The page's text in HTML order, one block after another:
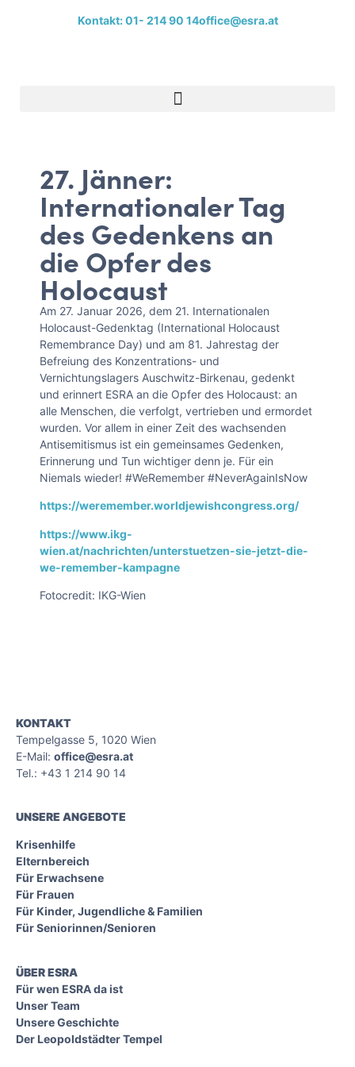
Kontakt: 01- 214 90 14office@esra.at
27. Jänner:
Internationaler Tag
des Gedenkens an
die Opfer des
Holocaust
Am 27. Januar 2026, dem 21. Internationalen
Holocaust-Gedenktag (International Holocaust
Remembrance Day) und am 81. Jahrestag der
Befreiung des Konzentrations- und
Vernichtungslagers Auschwitz-Birkenau, gedenkt
und erinnert ESRA an die Opfer des Holocaust: an
alle Menschen, die verfolgt, vertrieben und ermordet
wurden. Vor allem in einer Zeit des wachsenden
Antisemitismus ist ein gemeinsames Gedenken,
Erinnerung und Tun wichtiger denn je. Für ein
Niemals wieder! #WeRemember #NeverAgainIsNow
https://weremember.worldjewishcongress.org/
https://www.ikg-
wien.at/nachrichten/unterstuetzen-sie-jetzt-die-
we-remember-kampagne
Fotocredit: IKG-Wien
KONTAKT
Tempelgasse 5, 1020 Wien
E-Mail: office@esra.at
Tel.: +43 1 214 90 14
UNSERE ANGEBOTE
Krisenhilfe
Elternbereich
Für Erwachsene
Für Frauen
Für Kinder, Jugendliche & Familien
Für Seniorinnen/Senioren
ÜBER ESRA
Für wen ESRA da ist
Unser Team
Unsere Geschichte
Der Leopoldstädter Tempel